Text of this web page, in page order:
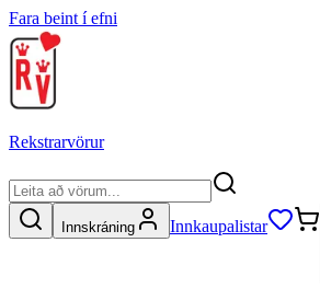
Fara beint í efni
Rekstrarvörur
Innskráning Innkaupalistar